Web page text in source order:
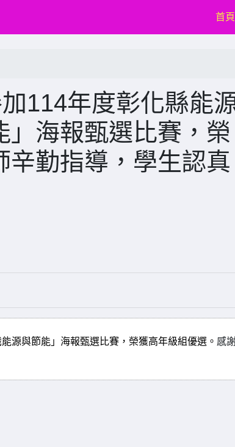
首頁
114年度彰化縣能
海報甄選比賽，榮
辛勤指導，學生認真
源與節能」海報甄選比賽 ， 榮獲高年級組優選 。 感